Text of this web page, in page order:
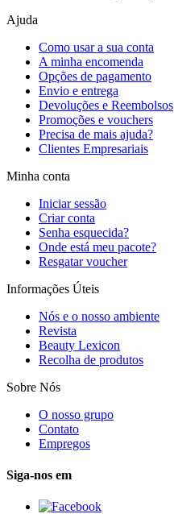
Ajuda
Como usar a sua conta
A minha encomenda
Opções de pagamento
Envio e entrega
Devoluções e Reembolsos
Promoções e vouchers
Precisa de mais ajuda?
Clientes Empresariais
Minha conta
Iniciar sessão
Criar conta
Senha esquecida?
Onde está meu pacote?
Resgatar voucher
Informações Úteis
Nós e o nosso ambiente
Revista
Beauty Lexicon
Recolha de produtos
Sobre Nós
O nosso grupo
Contato
Empregos
Siga-nos em